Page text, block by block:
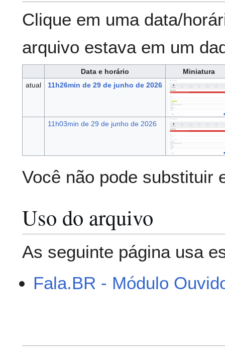
Clique em uma data/
arquivo estava em um
Data e horário
Miniatura
atual
11h26min de 29 de junho de 2026
11h03min de 29 de junho de 2026
Você não pode substituir
Uso do arquivo
As seguinte página usa
Fala.BR - Módulo